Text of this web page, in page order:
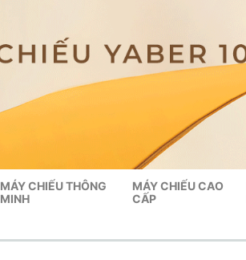
MÁY CHIẾU THÔNG
MINH
MÁY CHIẾU CAO
CẤP